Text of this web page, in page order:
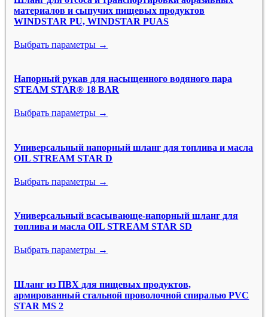
материалов и сыпучих пищевых продуктов
WINDSTAR PU, WINDSTAR PUAS
Выбрать параметры →
Напорный рукав для насыщенного водяного пара
STEAM STAR® 18 BAR
Выбрать параметры →
Универсальный напорный шланг для топлива и масла
OIL STREAM STAR D
Выбрать параметры →
Универсальный всасывающе-напорный шланг для
топлива и масла OIL STREAM STAR SD
Выбрать параметры →
Шланг из ПВХ для пищевых продуктов,
армированный стальной проволочной спиралью PVC
STAR MS 2